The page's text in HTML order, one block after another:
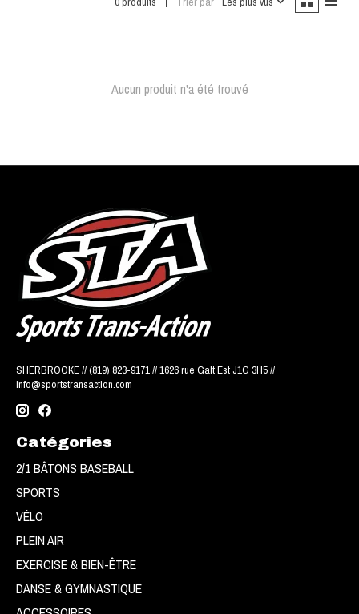
Aucun produit n'a été trouvé
SHERBROOKE // (819) 823-9171 // 1626 rue Galt Est J1G 3H5 //
info@sportstransaction.com
Catégories
2/1 BÂTONS BASEBALL
SPORTS
VÉLO
PLEIN AIR
EXERCISE & BIEN-ÊTRE
DANSE & GYMNASTIQUE